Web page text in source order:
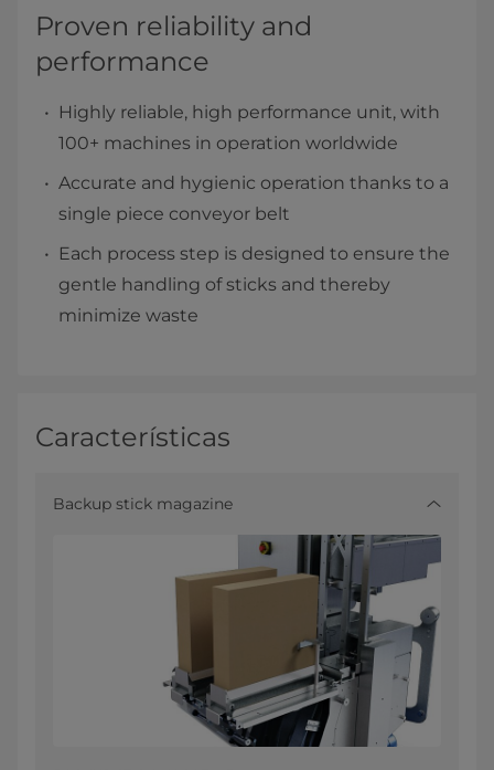
Proven reliability and
performance
Highly reliable, high performance unit, with
100+ machines in operation worldwide
Accurate and hygienic operation thanks to a
single piece conveyor belt
Each process step is designed to ensure the
gentle handling of sticks and thereby
minimize waste
Características
Backup stick magazine